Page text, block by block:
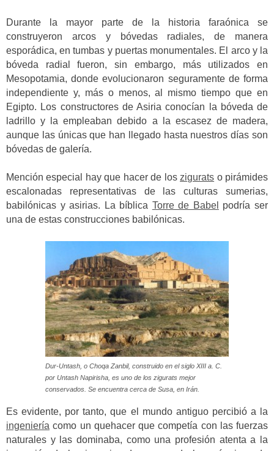
Durante la mayor parte de la historia faraónica se
construyeron arcos y bóvedas radiales, de manera
esporádica, en tumbas y puertas monumentales. El arco y la
bóveda radial fueron, sin embargo, más utilizados en
Mesopotamia, donde evolucionaron seguramente de forma
independiente y, más o menos, al mismo tiempo que en
Egipto. Los constructores de Asiria conocían la bóveda de
ladrillo y la empleaban debido a la escasez de madera,
aunque las únicas que han llegado hasta nuestros días son
bóvedas de galería.
Mención especial hay que hacer de los zigurats o pirámides
escalonadas representativas de las culturas sumerias,
babilónicas y asirias. La bíblica Torre de Babel
podría ser
una de estas construcciones babilónicas.
Dur-Untash, o Choqa Zanbil, construido en el siglo XIII a. C.
por Untash Napirisha, es uno de los zigurats mejor
conservados. Se encuentra cerca de Susa, en Irán.
Es evidente, por tanto, que el mundo antiguo percibió a la
ingeniería como un quehacer que competía con las fuerzas
naturales y las dominaba, como una profesión atenta a la